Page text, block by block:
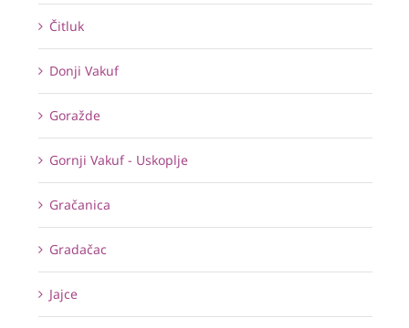
Čitluk
Donji Vakuf
Goražde
Gornji Vakuf - Uskoplje
Gračanica
Gradačac
Jajce